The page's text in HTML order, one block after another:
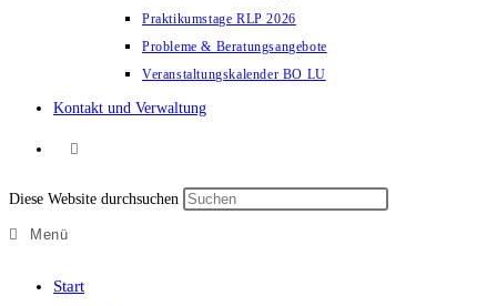
Praktikumstage RLP 2026
Probleme & Beratungsangebote
Veranstaltungskalender BO LU
Kontakt und Verwaltung
Diese Website durchsuchen
Menü
Start